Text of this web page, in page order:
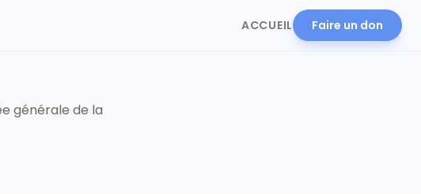
ACCUEIL Faire un don
générale de la